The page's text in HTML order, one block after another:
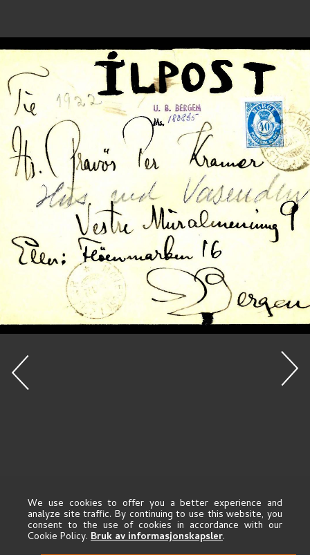
We use cookies to offer you a better experience and
analyze site traffic. By continuing to use this website, you
consent to the use of cookies in accordance with our
Cookie Policy. Bruk av informasjonskapsler.